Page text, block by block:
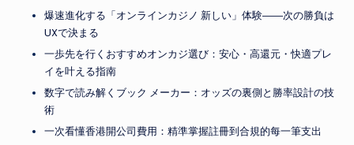
爆速進化する「オンラインカジノ 新しい」体験――次の勝負は
UXで決まる
一歩先を行くおすすめオンカジ選び：安心・高還元・快適プレ
イを叶える指南
数字で読み解くブック メーカー：オッズの裏側と勝率設計の技
術
一次看懂香港開公司費用：精準掌握註冊到合規的每一筆支出